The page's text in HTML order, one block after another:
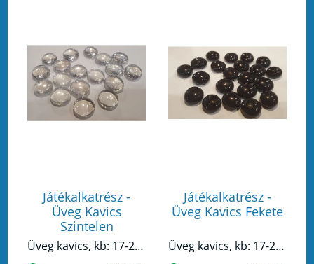
Játékalkatrész -
Üveg Kavics
Szintelen
Üveg kavics, kb: 17-20mm átmerőjű 7-10mm magas.Alkalmas élet vagy pontszám vagy más egyéb érték jelzésére.
Játékalkatrész -
Üveg Kavics Fekete
Üveg kavics, kb: 17-20mm átmerőjű 7-10mm magas.Alkalmas élet vagy pontszám vagy más egyéb érték jelzésére.